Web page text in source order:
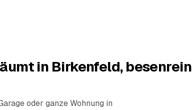
in Birkenfeld, besenrein
oder ganze Wohnung in